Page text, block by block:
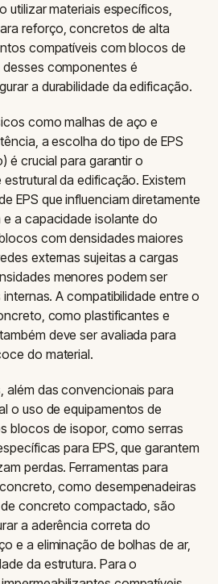
utilizar materiais específicos,
reforço, concretos de alta
compatíveis com blocos de
desses componentes é
a durabilidade da edificação.
como malhas de aço e
a escolha do tipo de EPS
é crucial para garantir o
da edificação. Existem
EPS que influenciam diretamente
a capacidade isolante do
com densidades maiores
externas sujeitas a cargas
menores podem ser
A compatibilidade entre o
como plastificantes e
deve ser avaliada para
do material.
além das convencionais para
o uso de equipamentos de
blocos de isopor, como serras
para EPS, que garantem
perdas. Ferramentas para
como desempenadeiras
concreto compactado, são
a aderência correta do
e a eliminação de bolhas de ar,
da estrutura. Para o